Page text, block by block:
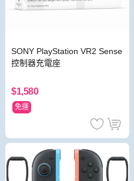
SONY PlayStation VR2 Sense
控制器充電座
$1,580
免運